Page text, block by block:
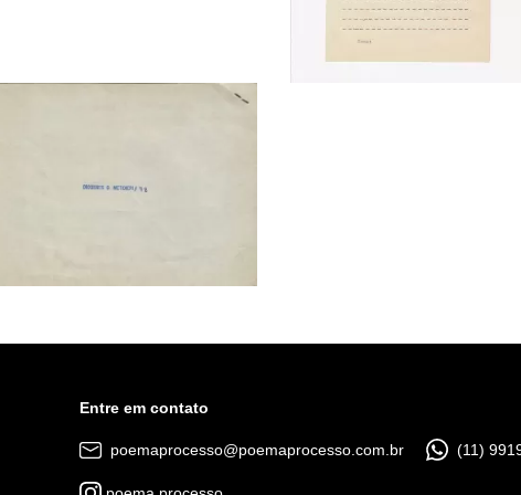
Entre em contato
poemaprocesso@poemaprocesso.com.br (11)